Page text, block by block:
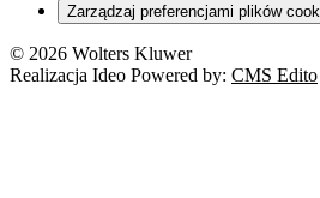
Zarządzaj preferencjami plików
© 2026 Wolters Kluwer
Realizacja Ideo Powered by: CMS Edito